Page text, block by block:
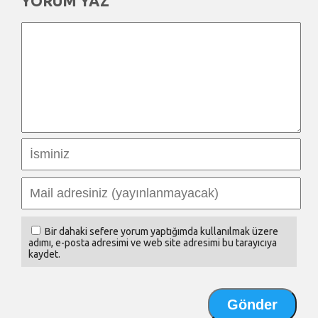
Bir dahaki sefere yorum yaptığımda kullanılmak üzere
adımı, e-posta adresimi ve web site adresimi bu tarayıcıya
kaydet.